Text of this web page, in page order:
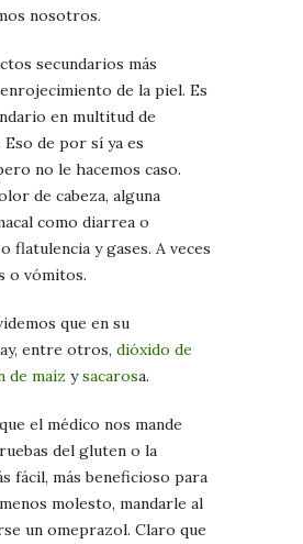
nosotros.
secundarios más
de la piel. Es
en multitud de
Eso de por sí ya es
no le hacemos caso.
de cabeza, alguna
como diarrea o
flatulencia y gases. A veces
o vómitos.
que en su
entre otros, dióxido de
de maíz ysacarosa.
el médico nos mande
del gluten o la
fácil, más beneficioso para
molesto, mandarle al
un omeprazol. Claro que